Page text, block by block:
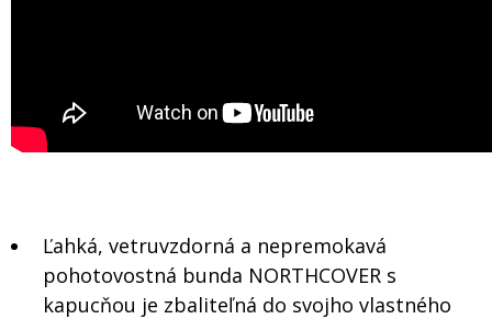
Ľahká, vetruvzdorná a nepremokavá
pohotovostná bunda NORTHCOVER s
kapucňou je zbaliteľná do svojho vlastného